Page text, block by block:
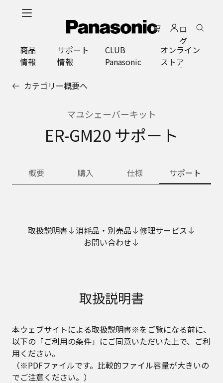
ロ
グ
イ
ン
商品
情報
サポート
情報
CLUB
Panasonic
オンライン
ストア
カテゴリー概要へ
マユシェーバーキット
ER-GM20 サポート
概要 購入 仕様 サポート
取扱説明書 消耗品・別売品
修理サービス
お問い合わせ
取扱説明書
本ウェブサイトによる取扱説明書※をご覧になる前に、
以下の「ご利用の条件」にご同意いただいた上で、ご利
用ください。
（※PDFファイルです。比較的ファイル容量が大きいの
でご注意ください。）